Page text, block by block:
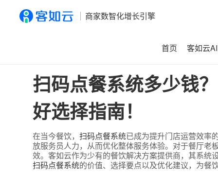
商家数智化增长引擎
首页 客如云AI
扫码点餐系统多少钱
好选择指南！
在当今餐饮，扫码点餐系统已成为提升门店运营效率
放服务员人力，从而优化整体服务体验。对于餐厅
效。客如云作为少有的餐饮解决方案提供商，其系
扫码点餐系统的价值、选择要点以及优化建议，为餐